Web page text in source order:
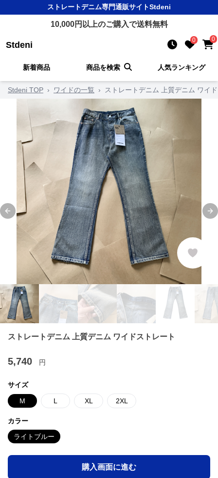
ストレートデニム専門通販サイトStdeni
10,000円以上のご購入で送料無料
Stdeni 0 0
新着商品 商品を検索 人気ランキング
Stdeni TOP › ワイドの一覧 › ストレートデニム 上質デニム ワイ
Previous slide
ストレートデニム 上質デニム ワイドストレート
5,740 円
サイズ
M L XL 2XL
カラー
ライトブルー
購入画面に進む